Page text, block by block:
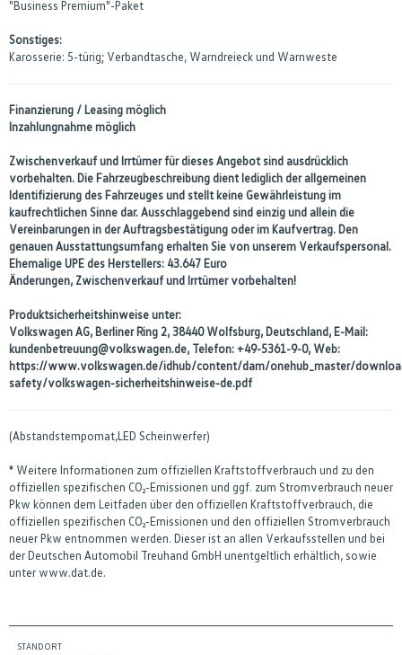
"Business Premium"-Paket
Sonstiges:
Karosserie: 5-türig; Verbandtasche, Warndreieck und Warnweste
Finanzierung / Leasing möglich
Inzahlungnahme möglich
Zwischenverkauf und Irrtümer für dieses Angebot sind ausdrücklich
vorbehalten. Die Fahrzeugbeschreibung dient lediglich der allgemeinen
Identifizierung des Fahrzeuges und stellt keine Gewährleistung im
kaufrechtlichen Sinne dar. Ausschlaggebend sind einzig und allein die
Vereinbarungen in der Auftragsbestätigung oder im Kaufvertrag. Den
genauen Ausstattungsumfang erhalten Sie von unserem Verkaufspersonal.
Ehemalige UPE des Herstellers: 43.647 Euro
Änderungen, Zwischenverkauf und Irrtümer vorbehalten!
Produktsicherheitshinweise unter:
Volkswagen AG, Berliner Ring 2, 38440 Wolfsburg, Deutschland, E-Mail:
kundenbetreuung@volkswagen.de, Telefon: +49-5361-9-0, Web:
https://www.volkswagen.de/idhub/content/dam/onehub_master/
safety/volkswagen-sicherheitshinweise-de.pdf
(Abstandstempomat,LED Scheinwerfer)
* Weitere Informationen zum offiziellen Kraftstoffverbrauch und zu den
offiziellen spezifischen CO₂-Emissionen und ggf. zum Stromverbrauch neuer
Pkw können dem Leitfaden über den offiziellen Kraftstoffverbrauch, die
offiziellen spezifischen CO₂-Emissionen und den offiziellen Stromverbrauch
neuer Pkw entnommen werden. Dieser ist an allen Verkaufsstellen und bei
der Deutschen Automobil Treuhand GmbH unentgeltlich erhältlich, sowie
unter www.dat.de.
STANDORT